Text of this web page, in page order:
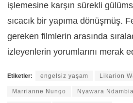
işlemesine karşın sürekli
sıcacık bir yapıma dönüşmüş.
gereken filmlerin arasında
izleyenlerin yorumlarını merak
Etiketler: engelsiz yaşam Likarion
Marrianne Nungo Nyawara Ndambia